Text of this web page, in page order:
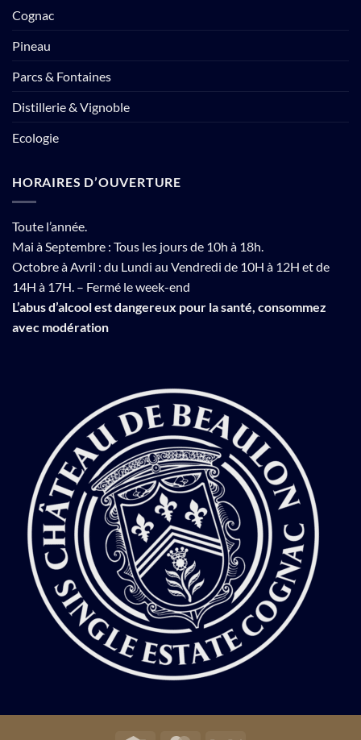
Cognac
Pineau
Parcs & Fontaines
Distillerie & Vignoble
Ecologie
HORAIRES D’OUVERTURE
Toute l’année.
Mai à Septembre : Tous les jours de 10h à 18h.
Octobre à Avril : du Lundi au Vendredi de 10H à 12H et de
14H à 17H. – Fermé le week-end
L’abus d’alcool est dangereux pour la santé, consommez
avec modération